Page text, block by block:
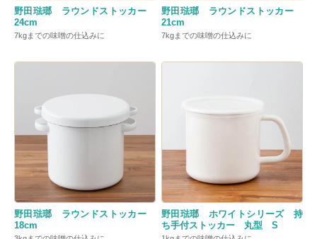
野田琺瑯 ラウンドストッカー
24cm
7kgまでの味噌の仕込みに
野田琺瑯 ラウンドストッカー
21cm
7kgまでの味噌の仕込みに
野田琺瑯 ラウンドストッカー
18cm
野田琺瑯 ホワイトシリーズ 持
ち手付ストッカー 丸型 S